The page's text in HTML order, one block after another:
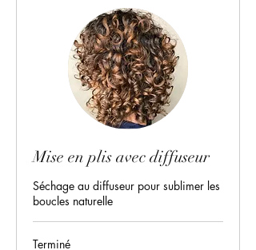
Mise en plis avec diffuseur
Séchage au diffuseur pour sublimer les
boucles naturelle
Terminé